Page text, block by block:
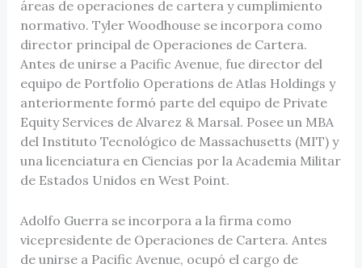
áreas de operaciones de cartera y cumplimiento
normativo. Tyler Woodhouse se incorpora como
director principal de Operaciones de Cartera.
Antes de unirse a Pacific Avenue, fue director del
equipo de Portfolio Operations de Atlas Holdings y
anteriormente formó parte del equipo de Private
Equity Services de Alvarez & Marsal. Posee un MBA
del Instituto Tecnológico de Massachusetts (MIT) y
una licenciatura en Ciencias por la Academia Militar
de Estados Unidos en West Point.
Adolfo Guerra se incorpora a la firma como
vicepresidente de Operaciones de Cartera. Antes
de unirse a Pacific Avenue, ocupó el cargo de